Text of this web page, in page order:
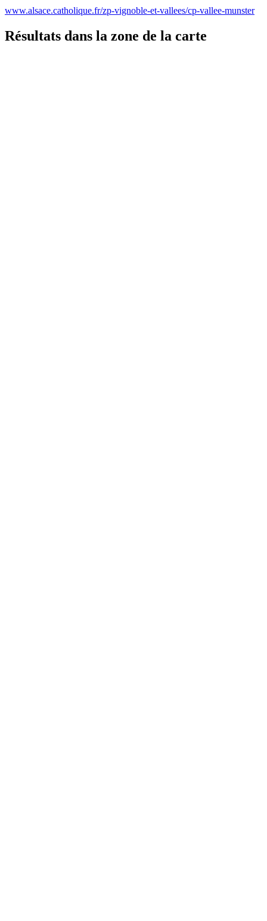
www.alsace.catholique.fr/zp-vignoble-et-vallees/cp-vallee-munster
Résultats dans la zone de la carte